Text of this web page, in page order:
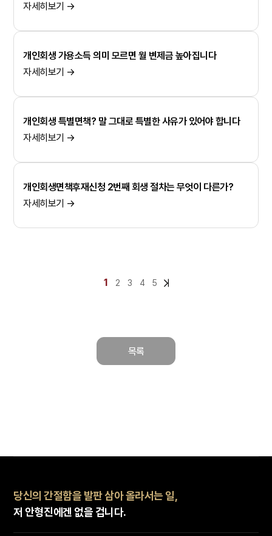
자세히보기 →
개인회생 가용소득 의미 모르면 월 변제금 높아집니다
자세히보기 →
개인회생 특별면책? 말 그대로 특별한 사유가 있어야 합니다
자세히보기 →
개인회생면책후재신청 2번째 회생 절차는 무엇이 다른가?
자세히보기 →
1 2 3 4 5
목록
당신의 간절함을 발판 삼아 올라서는 일,
저 안형진에겐 없을 겁니다.